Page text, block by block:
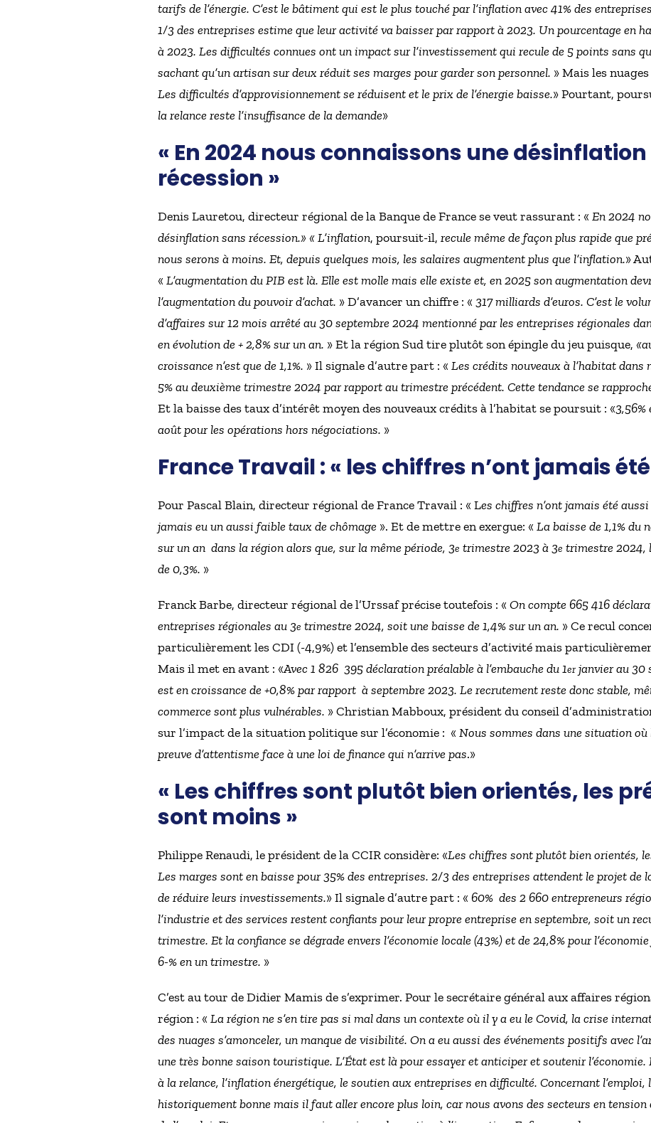
tarifs de l’énergie. C’est le bâtiment qui est le plus touché par l’inflation avec 41% des
1/3 des entreprises estime que leur activité va baisser par rapport à 2023. Un pourcentage en
à 2023. Les difficultés connues ont un impact sur l’investissement qui recule de 5 points sans
sachant qu’un artisan sur deux réduit ses marges pour garder son personnel. » Mais les
Les difficultés d’approvisionnement se réduisent et le prix de l’énergie baisse.» Pourtant,
la relance reste l’insuffisance de la demande»
« En 2024 nous connaissons une
récession »
Denis Lauretou, directeur régional de la Banque de France se veut rassurant : « En 2024
désinflation sans récession.» « L’inflation, poursuit-il, recule même de façon plus rapide que
nous serons à moins. Et, depuis quelques mois, les salaires augmentent plus que l’inflation.»
« L’augmentation du PIB est là. Elle est molle mais elle existe et, en 2025 son augmentation
l’augmentation du pouvoir d’achat. » D’avancer un chiffre : « 317 milliards d’euros. C’est le
d’affaires sur 12 mois arrêté au 30 septembre 2024 mentionné par les entreprises régionales
en évolution de + 2,8% sur un an. » Et la région Sud tire plutôt son épingle du jeu puisque,
croissance n’est que de 1,1%. » Il signale d’autre part : « Les crédits nouveaux à l’habitat dans
5% au deuxième trimestre 2024 par rapport au trimestre précédent. Cette tendance se
Et la baisse des taux d’intérêt moyen des nouveaux crédits à l’habitat se poursuit : «3,56%
août pour les opérations hors négociations. »
France Travail : « les chiffres n’ont jamais
Pour Pascal Blain, directeur régional de France Travail : « Les chiffres n’ont jamais été
jamais eu un aussi faible taux de chômage ». Et de mettre en exergue: « La baisse de 1,1% du
sur un an dans la région alors que, sur la même période, 3e trimestre 2023 à 3e trimestre 2024,
de 0,3%. »
Franck Barbe, directeur régional de l’Urssaf précise toutefois : « On compte 665 416
entreprises régionales au 3e trimestre 2024, soit une baisse de 1,4% sur un an. » Ce recul
particulièrement les CDI (-4,9%) et l’ensemble des secteurs d’activité mais
Mais il met en avant : «Avec 1 826 395 déclaration préalable à l’embauche du 1erjanvier au 30
est en croissance de +0,8% par rapport à septembre 2023. Le recrutement reste donc stable,
commerce sont plus vulnérables. » Christian Mabboux, président du conseil
sur l’impact de la situation politique sur l’économie : « Nous sommes dans une situation où
preuve d’attentisme face à une loi de finance qui n’arrive pas.»
« Les chiffres sont plutôt bien orientés, les
sont moins »
Philippe Renaudi, le président de la CCIR considère: «Les chiffres sont plutôt bien orientés,
Les marges sont en baisse pour 35% des entreprises. 2/3 des entreprises attendent le projet de
de réduire leurs investissements.» Il signale d’autre part : « 60% des 2 660 entrepreneurs
l’industrie et des services restent confiants pour leur propre entreprise en septembre, soit un
trimestre. Et la confiance se dégrade envers l’économie locale (43%) et de 24,8% pour
6-% en un trimestre. »
C’est au tour de Didier Mamis de s’exprimer. Pour le secrétaire général aux affaires
région : « La région ne s’en tire pas si mal dans un contexte où il y a eu le Covid, la crise
des nuages s’amonceler, un manque de visibilité. On a eu aussi des événements positifs avec
une très bonne saison touristique. L’État est là pour essayer et anticiper et soutenir
à la relance, l’inflation énergétique, le soutien aux entreprises en difficulté. Concernant
historiquement bonne mais il faut aller encore plus loin, car nous avons des secteurs en tension